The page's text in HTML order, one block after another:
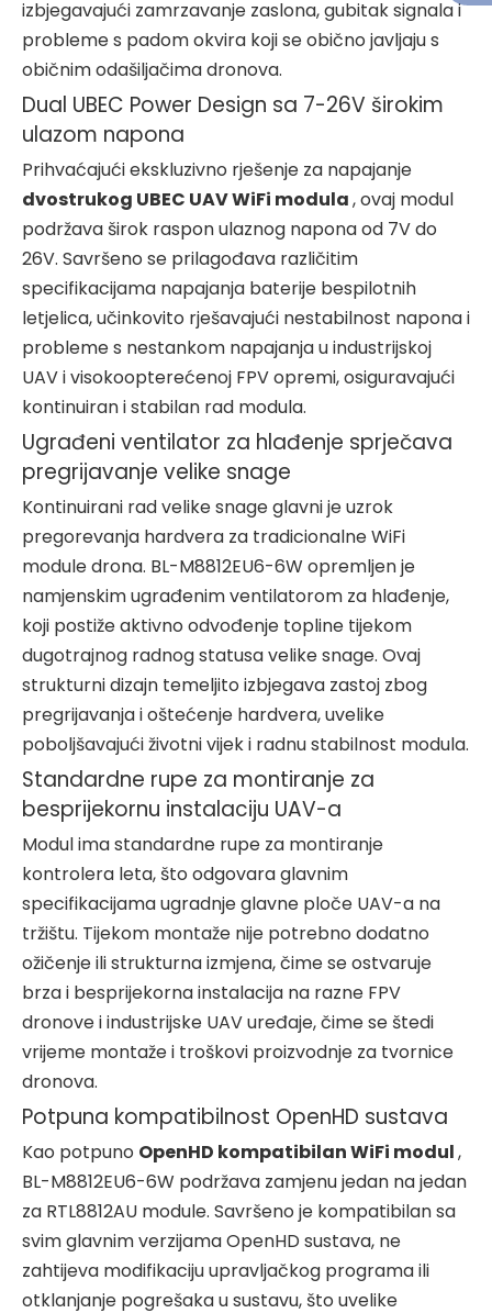
izbjegavajući zamrzavanje zaslona, ​​gubitak signala i
probleme s padom okvira koji se obično javljaju s
običnim odašiljačima dronova.
Dual UBEC Power Design sa 7-26V širokim
ulazom napona
Prihvaćajući ekskluzivno rješenje za napajanje
dvostrukog UBEC UAV WiFi modula, ovaj modul
podržava širok raspon ulaznog napona od 7V do
26V. Savršeno se prilagođava različitim
specifikacijama napajanja baterije bespilotnih
letjelica, učinkovito rješavajući nestabilnost napona i
probleme s nestankom napajanja u industrijskoj
UAV i visokoopterećenoj FPV opremi, osiguravajući
kontinuiran i stabilan rad modula.
Ugrađeni ventilator za hlađenje sprječava
pregrijavanje velike snage
Kontinuirani rad velike snage glavni je uzrok
pregorevanja hardvera za tradicionalne WiFi
module drona. BL-M8812EU6-6W opremljen je
namjenskim ugrađenim ventilatorom za hlađenje,
koji postiže aktivno odvođenje topline tijekom
dugotrajnog radnog statusa velike snage. Ovaj
strukturni dizajn temeljito izbjegava zastoj zbog
pregrijavanja i oštećenje hardvera, uvelike
poboljšavajući životni vijek i radnu stabilnost modula.
Standardne rupe za montiranje za
besprijekornu instalaciju UAV-a
Modul ima standardne rupe za montiranje
kontrolera leta, što odgovara glavnim
specifikacijama ugradnje glavne ploče UAV-a na
tržištu. Tijekom montaže nije potrebno dodatno
ožičenje ili strukturna izmjena, čime se ostvaruje
brza i besprijekorna instalacija na razne FPV
dronove i industrijske UAV uređaje, čime se štedi
vrijeme montaže i troškovi proizvodnje za tvornice
dronova.
Potpuna kompatibilnost OpenHD sustava
Kao potpuno OpenHD kompatibilan WiFi modul,
BL-M8812EU6-6W podržava zamjenu jedan na jedan
za RTL8812AU module. Savršeno je kompatibilan sa
svim glavnim verzijama OpenHD sustava, ne
zahtijeva modifikaciju upravljačkog programa ili
otklanjanje pogrešaka u sustavu, što uvelike